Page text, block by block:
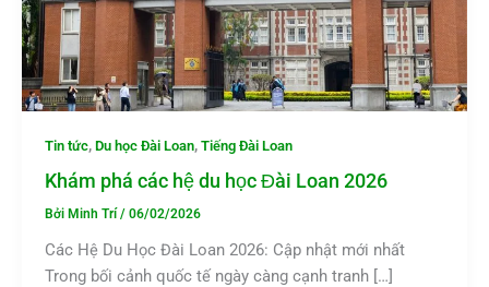
Tin tức, Du học Đài Loan, Tiếng Đài Loan
Khám phá các hệ du học Đài Loan 2026
Bởi Minh Trí / 06/02/2026
Các Hệ Du Học Đài Loan 2026: Cập nhật mới nhất
Trong bối cảnh quốc tế ngày càng cạnh tranh […]